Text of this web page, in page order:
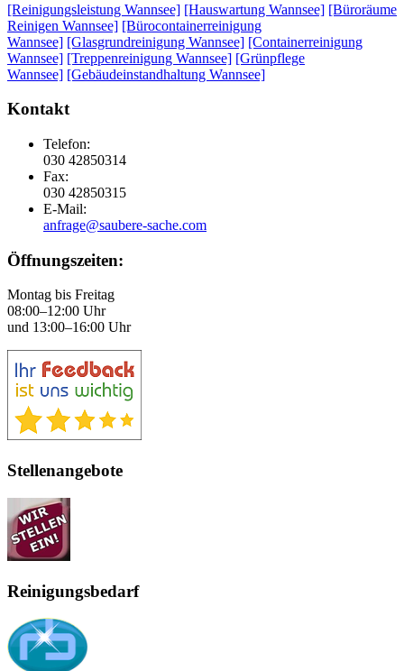
[Reinigungsleistung Wannsee] [Hauswartung Wannsee] [Büroräume
Reinigen Wannsee] [Bürocontainerreinigung
Wannsee] [Glasgrundreinigung Wannsee] [Containerreinigung
Wannsee] [Treppenreinigung Wannsee] [Grünpflege
Wannsee] [Gebäudeinstandhaltung Wannsee]
Kontakt
Telefon:
030 42850314
Fax:
030 42850315
E-Mail:
anfrage@saubere-sache.com
Öffnungszeiten:
Montag bis Freitag
08:00–12:00 Uhr
und 13:00–16:00 Uhr
Stellenangebote
Reinigungsbedarf